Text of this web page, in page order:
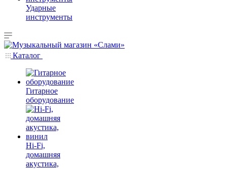
Ударные
инструменты
Каталог
Гитарное
оборудование
Hi-Fi,
домашняя
акустика,